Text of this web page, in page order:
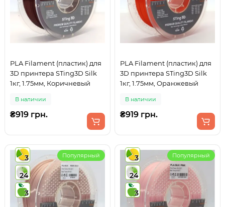
PLA Filament (пластик) для
3D принтера STing3D Silk
1кг, 1.75мм, Коричневый
В наличии
₴919 грн.
PLA Filament (пластик) для
3D принтера STing3D Silk
1кг, 1.75мм, Оранжевый
В наличии
₴919 грн.
3
24
3
Популярный
3
24
3
Популярный